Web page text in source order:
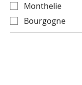
Monthelie
Bourgogne